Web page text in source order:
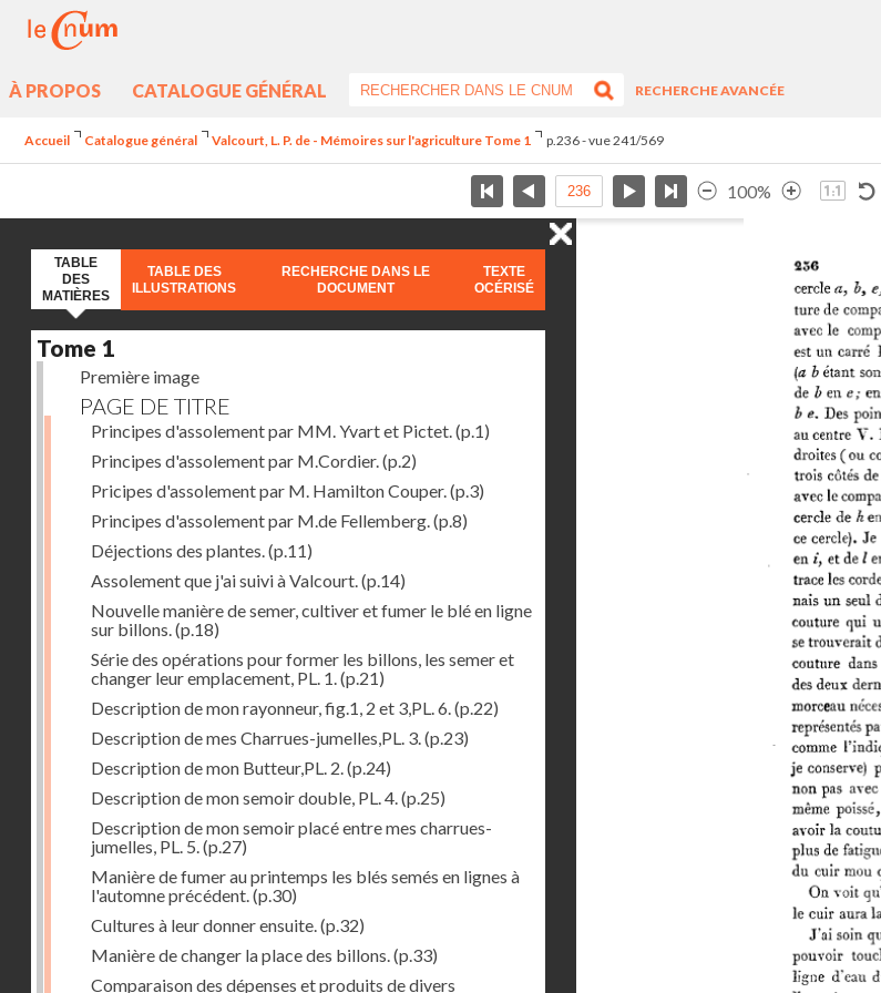
À PROPOS CATALOGUE GÉNÉRAL
RECHERCHE AVANCÉE
Accueil Catalogue général Valcourt, L. P. de - Mémoires sur l'agriculture Tome 1 p.236 - vue 241/569
100%
TABLE
DES
MATIÈRES
TABLE DES
ILLUSTRATIONS
RECHERCHE DANS LE
DOCUMENT
TEXTE
OCÉRISÉ
Tome 1
Première image
PAGE DE TITRE
Principes d'assolement par MM. Yvart et Pictet.(p.1)
Principes d'assolement par M.Cordier.(p.2)
Pricipes d'assolement par M. Hamilton Couper.(p.3)
Principes d'assolement par M.de Fellemberg.(p.8)
Déjections des plantes.(p.11)
Assolement que j'ai suivi à Valcourt.(p.14)
Nouvelle manière de semer, cultiver et fumer le blé en ligne
sur billons.(p.18)
Série des opérations pour former les billons, les semer et
changer leur emplacement, PL. 1.(p.21)
Description de mon rayonneur, fig.1, 2 et 3,PL. 6.(p.22)
Description de mes Charrues-jumelles,PL. 3.(p.23)
Description de mon Butteur,PL. 2.(p.24)
Description de mon semoir double, PL. 4.(p.25)
Description de mon semoir placé entre mes charrues-
jumelles, PL. 5.(p.27)
Manière de fumer au printemps les blés semés en lignes à
l'automne précédent.(p.30)
Cultures à leur donner ensuite.(p.32)
Manière de changer la place des billons.(p.33)
Comparaison des dépenses et produits de divers